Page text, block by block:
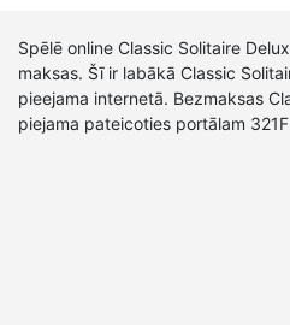
Spēlē online Classic Solitaire
maksas. Šī ir labākā Classic
pieejama internetā. Bezmaksas
piejama pateicoties portālam